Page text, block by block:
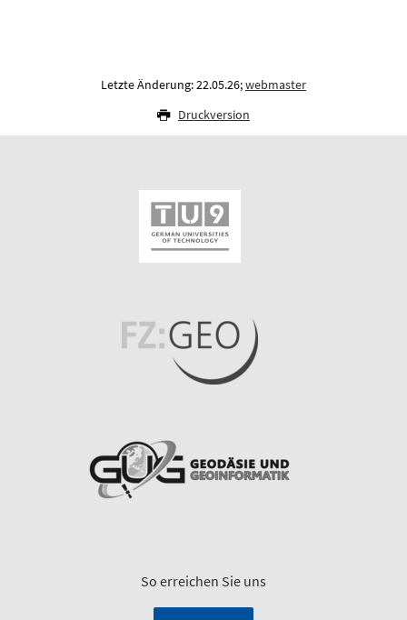
Letzte Änderung: 22.05.26;webmaster
Druckversion
So erreichen Sie uns